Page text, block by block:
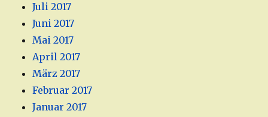
Juli 2017
Juni 2017
Mai 2017
April 2017
März 2017
Februar 2017
Januar 2017